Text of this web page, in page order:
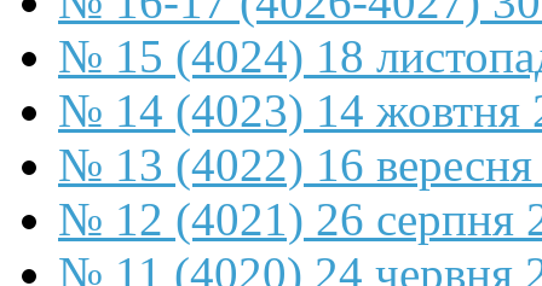
№ 15 (4024) 18
№ 14 (4023) 14 жовтня
№ 13 (4022) 16
№ 12 (4021) 26 серпня
№ 11 (4020) 24 червня